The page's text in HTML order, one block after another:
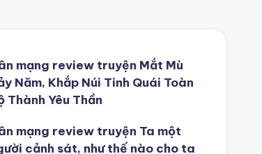
mạng review truyện Mắt Mù
Năm, Khắp Núi Tinh Quái Toàn
Thành Yêu Thần
mạng review truyện Ta một
cảnh sát, như thế nào cho ta